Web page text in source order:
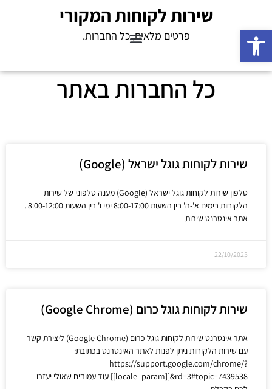
פתח סרגל נגישות
שירות לקוחות המקורי
פרטים מלאים, כל החברות.
כל החברות באתר
שירות לקוחות גוגל ישראל (Google)
טלפון שירות לקוחות גוגל ישראל (Google) מענה טלפוני של שירות
הלקוחות בימים א'-ה' בין השעות 8:00-17:00 ימי ו' בין השעות 8:00-12:00 .
אתר אינטרנט שירות
22/10/2023
שירות לקוחות גוגל כרום (Google Chrome)
אתר אינטרנט שירות לקוחות גוגל כרום (Google Chrome) ליצירת קשר
עם שירות הלקוחות ניתן לפנות לאתר האינטרנט בכתובת:
https://support.google.com/chrome/?
[[locale_param]]&rd=3#topic=7439538 עוד עמודים שאולי יעזרו